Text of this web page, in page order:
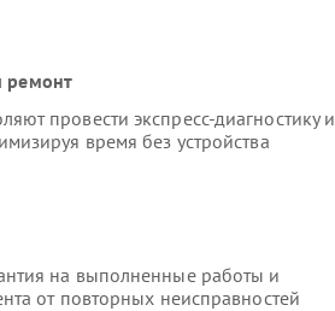
ремонт
провести экспресс-диагностику и
время без устройства
на выполненные работы и
от повторных неисправностей